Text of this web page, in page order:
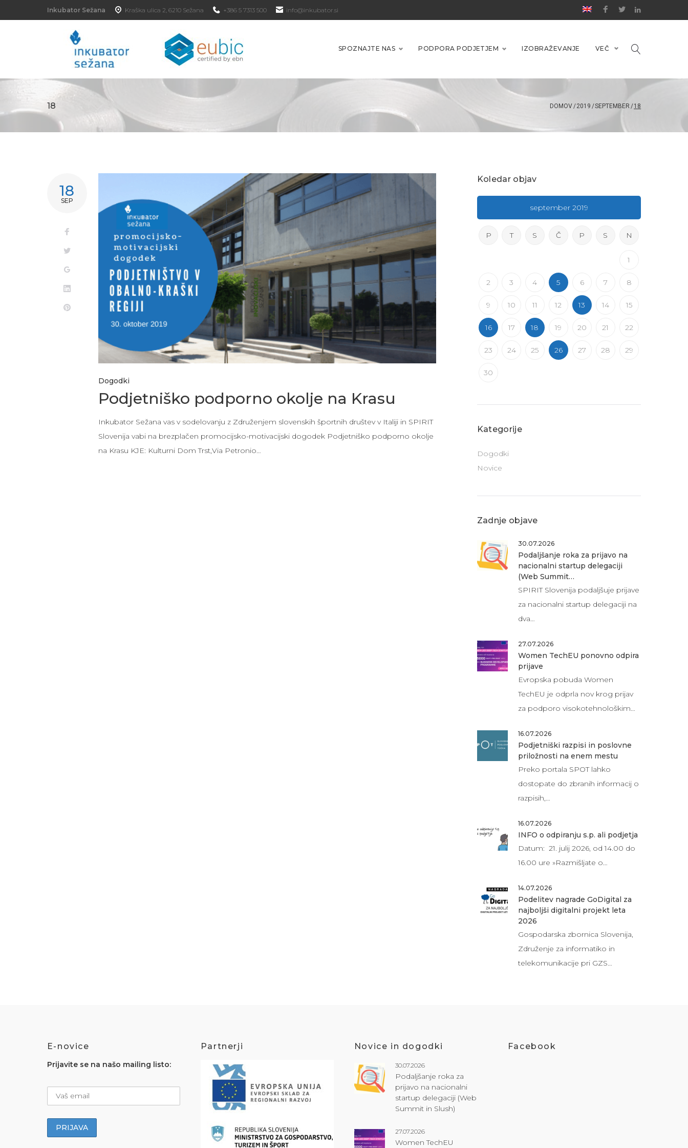
Inkubator Sežana Kraška ulica 2, 6210 Sežana +386 5 7313 500 info@inkubator.si
SPOZNAJTE NAS PODPORA PODJETJEM IZOBRAŽEVANJE VEČ
18 DOMOV/2019 /SEPTEMBER /18
18
SEP
Dogodki
Podjetniško podporno okolje na Krasu
Inkubator Sežana vas v sodelovanju z Združenjem slovenskih športnih društev v Italiji in SPIRIT
Slovenija vabi na brezplačen promocijsko-motivacijski dogodek Podjetniško podporno okolje
na Krasu KJE: Kulturni Dom Trst,Via Petronio…
Koledar objav
september 2019
P T S Č P S N
1
2 3 4 5 6 7 8
9 10 11 12 13 14 15
16 17 18 19 20 21 22
23 24 25 26 27 28 29
30
Kategorije
Dogodki
Novice
Zadnje objave
30.07.2026
Podaljšanje roka za prijavo na
nacionalni startup delegaciji
(Web Summit…
SPIRIT Slovenija podaljšuje prijave
za nacionalni startup delegaciji na
dva…
27.07.2026
Women TechEU ponovno odpira
prijave
Evropska pobuda Women
TechEU je odprla nov krog prijav
za podporo visokotehnološkim…
16.07.2026
Podjetniški razpisi in poslovne
priložnosti na enem mestu
Preko portala SPOT lahko
dostopate do zbranih informacij o
razpisih,…
16.07.2026
INFO o odpiranju s.p. ali podjetja
Datum: 21. julij 2026, od 14.00 do
16.00 ure »Razmišljate o…
14.07.2026
Podelitev nagrade GoDigital za
najboljši digitalni projekt leta
2026
Gospodarska zbornica Slovenija,
Združenje za informatiko in
telekomunikacije pri GZS…
E-novice
Prijavite se na našo mailing listo:
Partnerji Novice in dogodki
30.07.2026
Podaljšanje roka za
prijavo na nacionalni
startup delegaciji (Web
Summit in Slush)
27.07.2026
Women TechEU
Facebook